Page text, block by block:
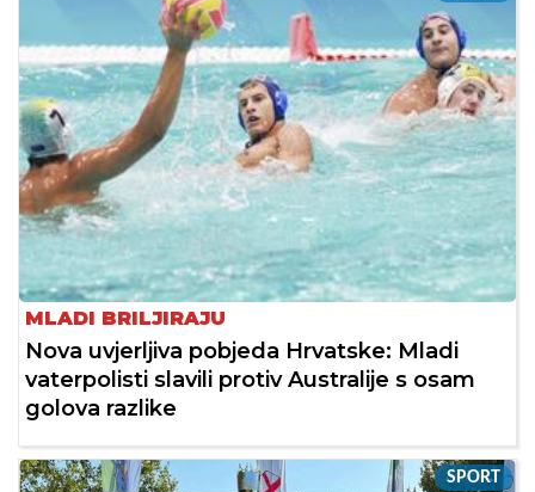
MLADI BRILJIRAJU
Nova uvjerljiva pobjeda Hrvatske: Mladi
vaterpolisti slavili protiv Australije s osam
golova razlike
SPORT